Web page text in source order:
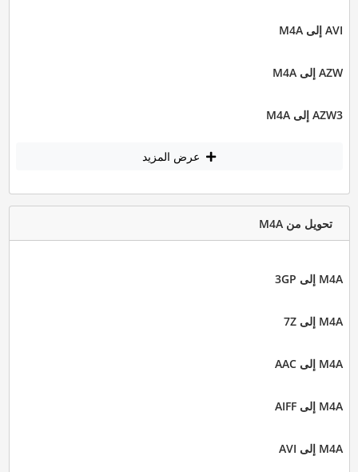
AVI إلى M4A
AZW إلى M4A
AZW3 إلى M4A
عرض المزيد
تحويل من M4A
M4A إلى 3GP
M4A إلى 7Z
M4A إلى AAC
M4A إلى AIFF
M4A إلى AVI